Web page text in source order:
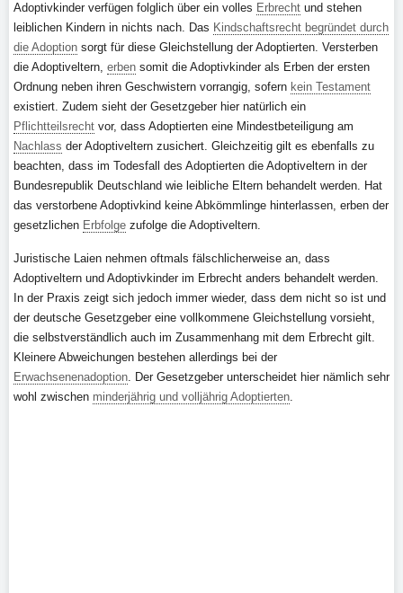
Adoptivkinder verfügen folglich über ein volles Erbrecht und stehen
leiblichen Kindern in nichts nach. Das Kindschaftsrecht begründet durch
die Adoption sorgt für diese Gleichstellung der Adoptierten. Versterben
die Adoptiveltern, erben somit die Adoptivkinder als Erben der ersten
Ordnung neben ihren Geschwistern vorrangig, sofern kein Testament
existiert. Zudem sieht der Gesetzgeber hier natürlich ein
Pflichtteilsrecht vor, dass Adoptierten eine Mindestbeteiligung am
Nachlass der Adoptiveltern zusichert. Gleichzeitig gilt es ebenfalls zu
beachten, dass im Todesfall des Adoptierten die Adoptiveltern in der
Bundesrepublik Deutschland wie leibliche Eltern behandelt werden. Hat
das verstorbene Adoptivkind keine Abkömmlinge hinterlassen, erben der
gesetzlichen Erbfolge zufolge die Adoptiveltern.
Juristische Laien nehmen oftmals fälschlicherweise an, dass
Adoptiveltern und Adoptivkinder im Erbrecht anders behandelt werden.
In der Praxis zeigt sich jedoch immer wieder, dass dem nicht so ist und
der deutsche Gesetzgeber eine vollkommene Gleichstellung vorsieht,
die selbstverständlich auch im Zusammenhang mit dem Erbrecht gilt.
Kleinere Abweichungen bestehen allerdings bei der
Erwachsenenadoption. Der Gesetzgeber unterscheidet hier nämlich sehr
wohl zwischen minderjährig und volljährig Adoptierten.